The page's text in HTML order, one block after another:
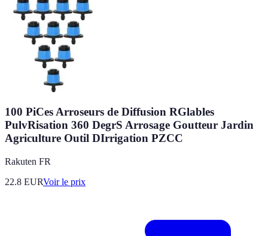
100 PiCes Arroseurs de Diffusion RGlables
PulvRisation 360 DegrS Arrosage Goutteur Jardin
Agriculture Outil DIrrigation PZCC
Rakuten FR
22.8 EURVoir le prix